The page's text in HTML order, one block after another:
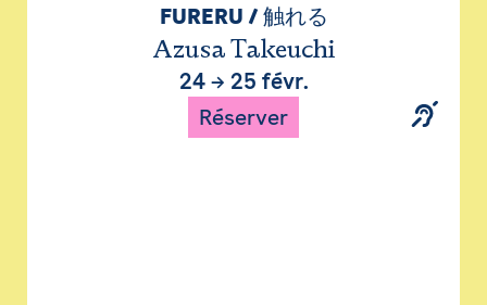
FURERU / 触れる
Azusa Takeuchi
24→ 25 févr.
Réserver